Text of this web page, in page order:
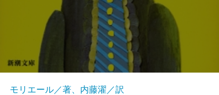
モリエール／著、内藤濯／訳